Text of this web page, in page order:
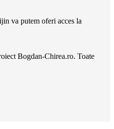
va putem oferi acces la
Bogdan-Chirea.ro. Toate